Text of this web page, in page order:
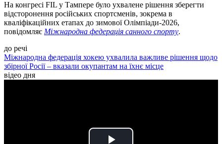
На конгресі FIL у Тампере було ухвалене рішення зберегти
відсторонення російських спортсменів, зокрема в
кваліфікаційних етапах до зимової Олімпіади-2026,
повідомляє Міжнародна федерація санного спорту.
до речі
Міжнародна федерація хокею ухвалила важливе рішення щодо
збірної Росії – вказали окупантам на їхнє місце
відео дня